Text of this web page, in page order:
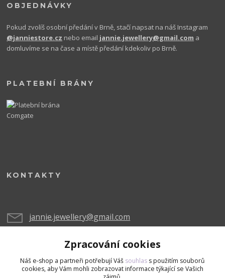
OBJEDNÁVKY
Pokud zvolíš osobní předání v Brně, stačí napsat na náš Instagram
@janniestore.cz nebo email jannie.jewellery@gmail.com a
domluvíme se na čase a místě předání kdekoliv po Brně.
PLATEBNÍ BRÁNY
KONTAKTY
jannie.jewellery@gmail.com
Zpracování cookies
Náš e-shop a partneři potřebují Váš souhlas s použitím souborů
cookies, aby Vám mohli zobrazovat informace týkající se Vašich